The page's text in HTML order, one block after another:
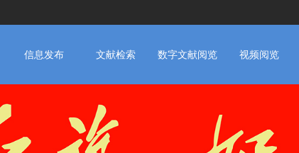
信息发布 文献检索 数字文献阅览 视频阅览